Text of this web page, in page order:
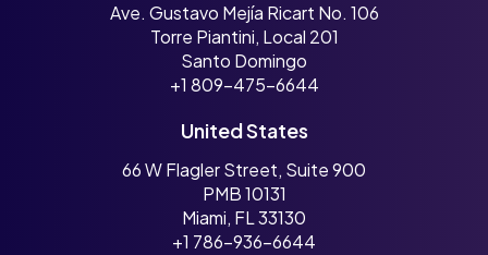
Ave. Gustavo Mejía Ricart No. 106
Torre Piantini, Local 201
Santo Domingo
+1 809-475-6644
United States
66 W Flagler Street, Suite 900
PMB 10131
Miami, FL 33130
+1 786-936-6644